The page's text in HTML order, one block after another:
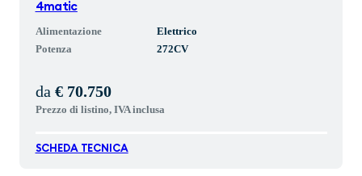
4matic
Alimentazione
Elettrico
Potenza
272CV
da € 70.750
Prezzo di listino, IVA inclusa
SCHEDA TECNICA